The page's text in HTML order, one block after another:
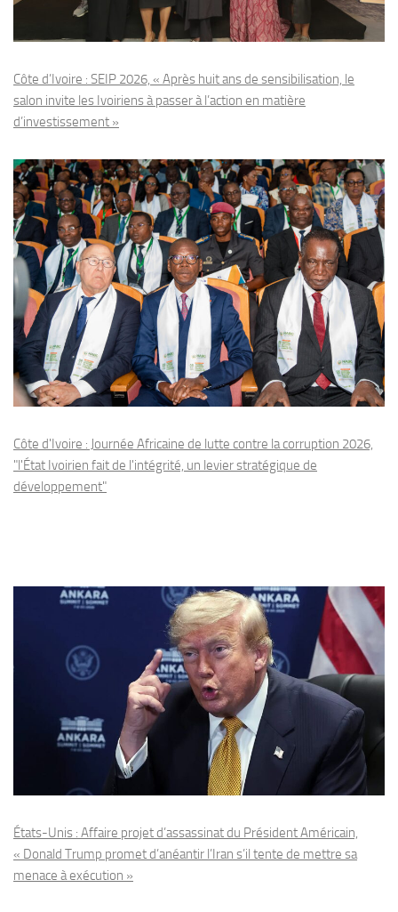
Côte d’Ivoire : SEIP 2026, « Après huit ans de sensibilisation, le
salon invite les Ivoiriens à passer à l’action en matière
d’investissement »
Côte d'Ivoire : Journée Africaine de lutte contre la corruption 2026,
"l'État Ivoirien fait de l'intégrité, un levier stratégique de
développement"
États-Unis : Affaire projet d’assassinat du Président Américain,
« Donald Trump promet d’anéantir l’Iran s’il tente de mettre sa
menace à exécution »